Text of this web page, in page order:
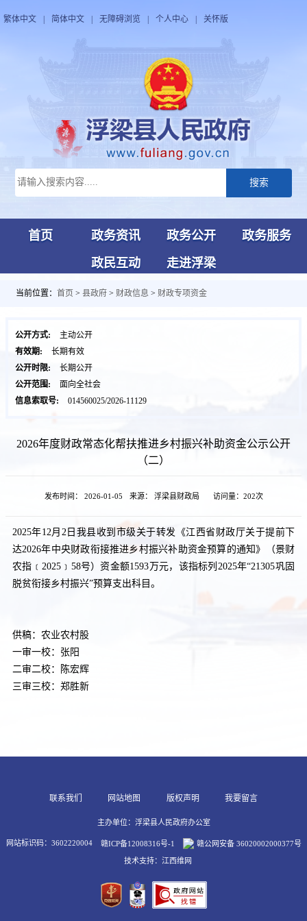
繁体中文 简体中文 无障碍浏览 个人中心 关怀版
搜索
首页 政务资讯 政务公开
政务服务
政民互动
走进浮梁
当前位置： 首页 > 县政府 > 财政信息 > 财政专项资金
公开方式:
主动公开
有效期:
长期有效
公开时限:
长期公开
公开范围:
面向全社会
信息索取号:
014560025/2026-11129
2026年度财政常态化帮扶推进乡村振兴补助资金公示公开
（二）
发布时间： 2026-01-05 来源： 浮梁县财政局 访问量： 202次
2025年1 2 月 2 日我县收到市级 关于转发 《江西省财政厅关于提前下
达2026年中央财政衔接推进乡村振兴补助资金预算的通知》（景财
农指﹝ 2025﹞ 58号）资金额1593 万元，该指标列2025年“21305巩固
脱贫衔接乡村振兴”预算支出科目。
供稿：农业农村股
一审一校：张阳
二审二校：陈宏辉
三审三校：郑胜新
联系我们 网站地图 版权声明 我要留言
主办单位：浮梁县人民政府办公室
网站标识码：3602220004 赣ICP备12008316号-1 赣公网安备 36020002000377号
技术支持：江西维网